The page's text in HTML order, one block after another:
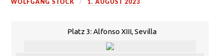
WOLFGANG STOCK 1. AUGUST 2023
Platz 3: Alfonso XIII, Sevilla